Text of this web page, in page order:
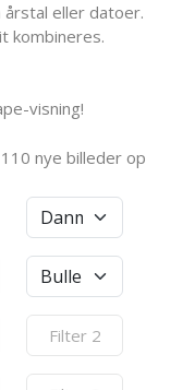
eller datoer.
kombineres.
visning!
nye billeder op